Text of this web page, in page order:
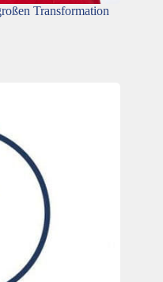
Transformation